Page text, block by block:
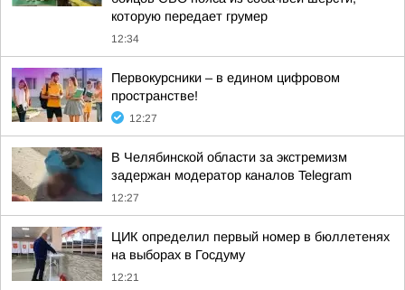
которую передает грумер
12:34
Первокурсники – в едином цифровом
пространстве!
12:27
В Челябинской области за экстремизм
задержан модератор каналов Telegram
12:27
ЦИК определил первый номер в бюллетенях
на выборах в Госдуму
12:21